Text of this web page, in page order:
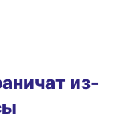
из-